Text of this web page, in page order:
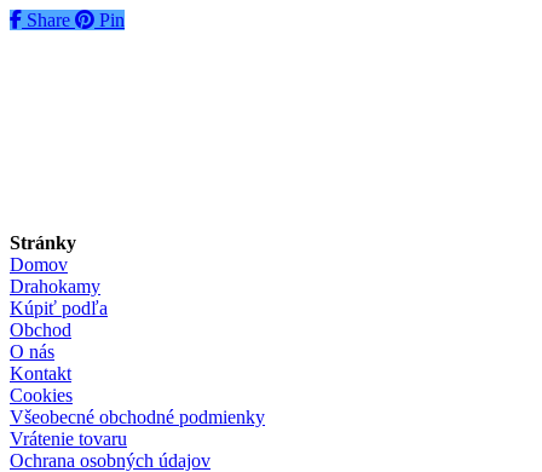
Share
Share Pin
Stránky
Domov
Drahokamy
Kúpiť podľa
Obchod
O nás
Kontakt
Cookies
Všeobecné obchodné podmienky
Vrátenie tovaru
Ochrana osobných údajov